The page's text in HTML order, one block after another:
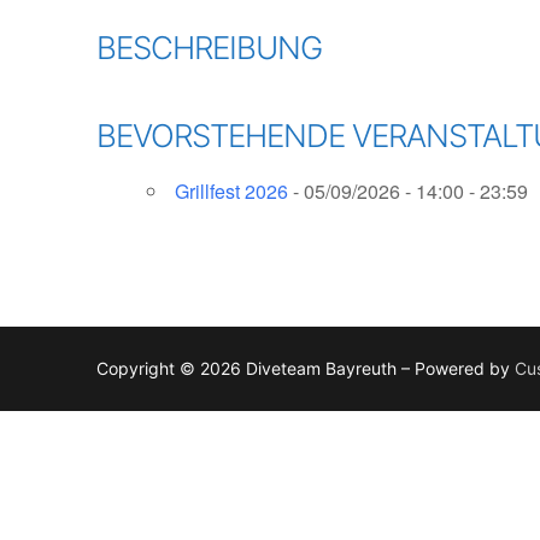
BESCHREIBUNG
BEVORSTEHENDE
Grillfest 2026- 05/09/2026 - 14:00 - 23:59
Copyright © 2026 Diveteam Bayreuth – Powered by